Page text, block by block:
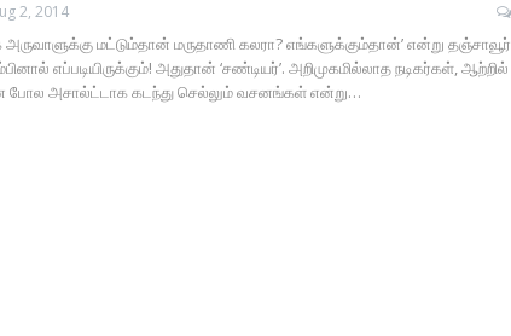
2, 2014
அருவாளுக்கு மட்டும்தான் மருதாணி கலரா? எங்களுக்கும்தான்’ என்று தஞ்சாவூர்
எப்படியிருக்கும்! அதுதான் ‘சண்டியர்’. அறிமுகமில்லாத நடிகர்கள், ஆற்றில்
போல அசால்ட்டாக கடந்து செல்லும் வசனங்கள் என்று…